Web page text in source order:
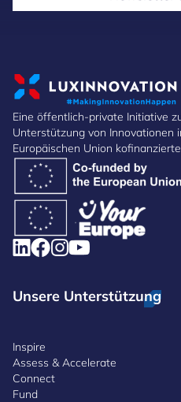
Eine öffentlich-private Initiative
Unterstützung von Innovationen
Europäischen Union
Unsere Unterstützung
Inspire
Assess & Accelerate
Connect
Fund